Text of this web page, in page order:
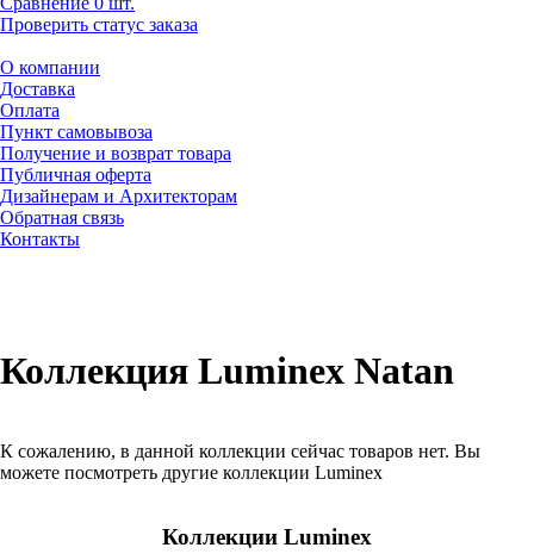
Проверить статус заказа
О компании
Доставка
Оплата
Пункт самовывоза
Получение и возврат товара
Публичная оферта
Дизайнерам и Архитекторам
Обратная связь
Контакты
Коллекция Luminex Natan
К сожалению, в данной коллекции сейчас товаров нет. Вы
можете посмотреть другие коллекции Luminex
Коллекции Luminex